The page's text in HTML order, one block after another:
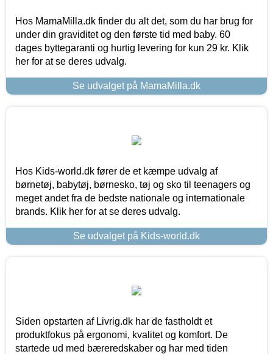
Hos MamaMilla.dk finder du alt det, som du har brug for
under din graviditet og den første tid med baby. 60
dages byttegaranti og hurtig levering for kun 29 kr. Klik
her for at se deres udvalg.
Se udvalget på MamaMilla.dk
Hos Kids-world.dk fører de et kæmpe udvalg af
børnetøj, babytøj, børnesko, tøj og sko til teenagers og
meget andet fra de bedste nationale og internationale
brands. Klik her for at se deres udvalg.
Se udvalget på Kids-world.dk
Siden opstarten af Livrig.dk har de fastholdt et
produktfokus på ergonomi, kvalitet og komfort. De
startede ud med bæreredskaber og har med tiden